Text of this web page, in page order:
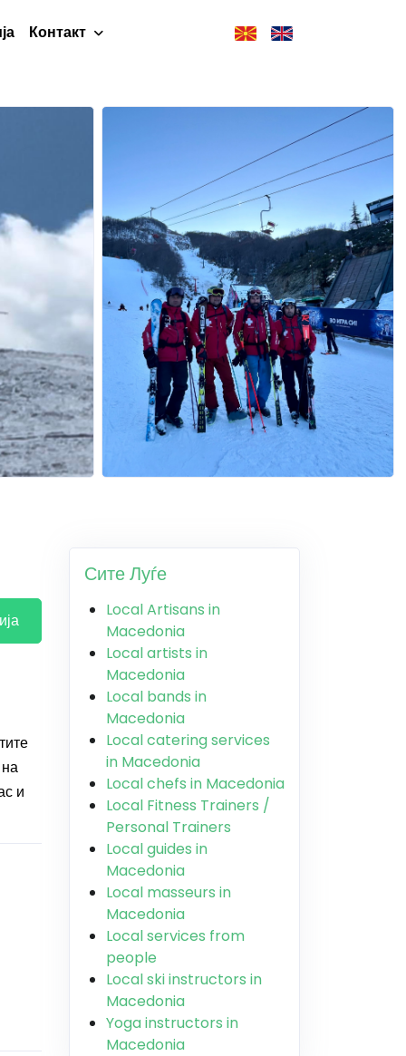
Контакт
и
Сите Луѓе
Local Artisans in
Macedonia
Local artists in
Macedonia
Local bands in
Macedonia
Local catering services
in Macedonia
Local chefs in Macedonia
Local Fitness Trainers /
Personal Trainers
Local guides in
Macedonia
Local masseurs in
Macedonia
Local services from
people
Local ski instructors in
Macedonia
Yoga instructors in
Macedonia